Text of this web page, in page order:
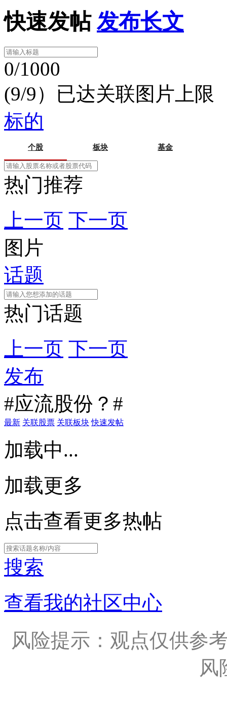
快速发帖 发布长文
0/1000
(9/9）已达关联图片上限
标的
个股 板块 基金
热门推荐
上一页 下一页
图片
话题
热门话题
上一页 下一页
发布
#应流股份？#
最新 关联股票 关联板块 快速发帖
加载中...
加载更多
点击查看更多热帖
搜索
查看我的社区中心
风险提示：观点仅供参
风